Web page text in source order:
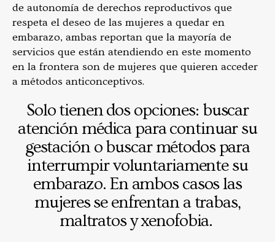
de autonomía de derechos reproductivos que
respeta el deseo de las mujeres a quedar en
embarazo, ambas reportan que la mayoría de
servicios que están atendiendo en este momento
en la frontera son de mujeres que quieren acceder
a métodos anticonceptivos.
Solo tienen dos opciones: buscar
atención médica para continuar su
gestación o buscar métodos para
interrumpir voluntariamente su
embarazo. En ambos casos las
mujeres se enfrentan a trabas,
maltratos y xenofobia.